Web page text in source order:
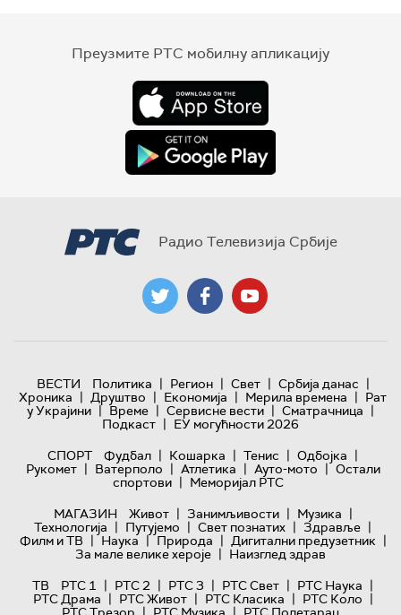
Преузмите РТС мобилну апликацију
Радио Телевизија Србије
ВЕСТИ Политика | Регион | Свет | Србија данас |
Хроника | Друштво | Економија | Мерила времена | Рат
у Украјини | Време | Сервисне вести | Сматрачница |
Подкаст | ЕУ могућности 2026
СПОРТ
Фудбал | Кошарка | Тенис | Одбојка |
Рукомет | Ватерполо | Атлетика | Ауто-мото | Остали
спортови | Меморијал РТС
МАГАЗИН
Живот | Занимљивости | Музика |
Технологијa | Путујемо | Свет познатих | Здравље |
Филм и ТВ | Наука | Природа | Дигитални предузетник |
За мале велике хероје | Наизглед здрав
ТВ
РТС 1 | РТС 2 | РТС 3 | РТС Свет | РТС Наука |
РТС Драма | РТС Живот | РТС Класика | РТС Коло |